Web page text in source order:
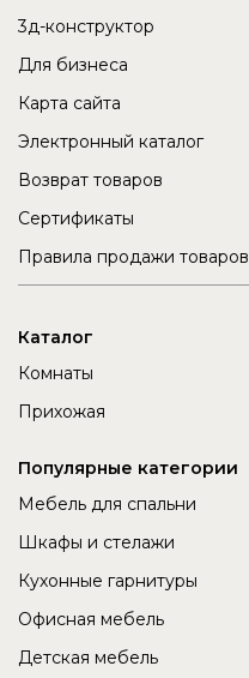
3д-конструктор
Для бизнеса
Карта сайта
Электронный каталог
Возврат товаров
Сертификаты
Правила продажи товаров
Каталог
Комнаты
Прихожая
Популярные категории
Мебель для спальни
Шкафы и стелажи
Кухонные гарнитуры
Офисная мебель
Детская мебель